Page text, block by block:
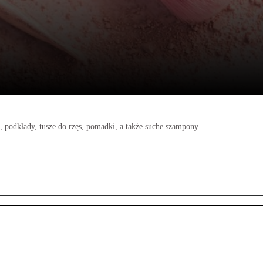
tusze do rzęs, pomadki, a także suche szampony.